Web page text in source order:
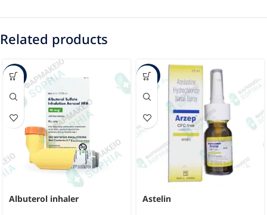
Related products
-3%
Albuterol inhaler
-16%
Astelin